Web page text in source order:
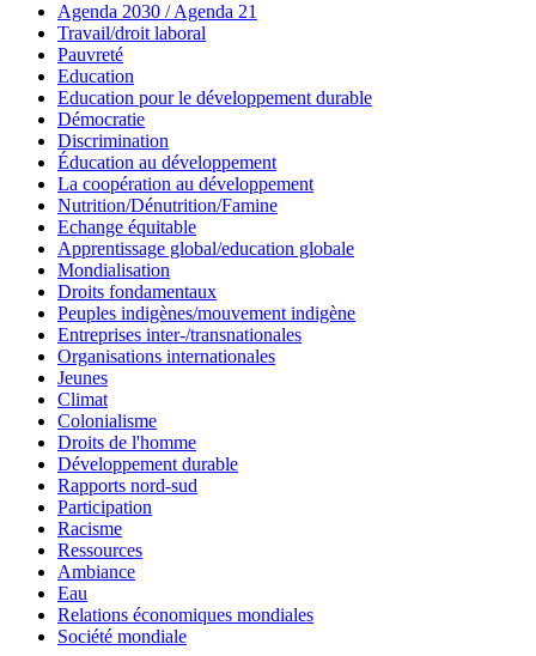
Agenda 2030 / Agenda 21
Travail/droit laboral
Pauvreté
Education
Education pour le développement durable
Démocratie
Discrimination
Éducation au développement
La coopération au développement
Nutrition/Dénutrition/Famine
Echange équitable
Apprentissage global/education globale
Mondialisation
Droits fondamentaux
Peuples indigènes/mouvement indigène
Entreprises inter-/transnationales
Organisations internationales
Jeunes
Climat
Colonialisme
Droits de l'homme
Développement durable
Rapports nord-sud
Participation
Racisme
Ressources
Ambiance
Eau
Relations économiques mondiales
Société mondiale